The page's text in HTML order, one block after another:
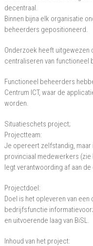
decentraal.
Binnen bijna elk organisatie
beheerders gepositioneerd.
Onderzoek heeft uitgewezen
centraliseren van functioneel
Functioneel beheerders
Centrum ICT, waar de
worden.
Situatieschets project;
Projectteam:
Je opereert zelfstandig, maar
provinciaal medewerkers
legt verantwoording af aan
Projectdoel:
Doel is het opleveren van
bedrijfsfunctie
en uitvoerende laag van BiSL.
Inhoud van het project: